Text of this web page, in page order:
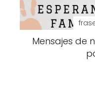
Mensajes de